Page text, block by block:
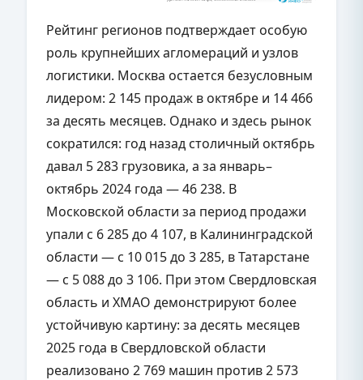
Рейтинг регионов подтверждает особую
роль крупнейших агломераций и узлов
логистики. Москва остается безусловным
лидером: 2 145 продаж в октябре и 14 466
за десять месяцев. Однако и здесь рынок
сократился: год назад столичный октябрь
давал 5 283 грузовика, а за январь–
октябрь 2024 года — 46 238. В
Московской области за период продажи
упали с 6 285 до 4 107, в Калининградской
области — с 10 015 до 3 285, в Татарстане
— с 5 088 до 3 106. При этом Свердловская
область и ХМАО демонстрируют более
устойчивую картину: за десять месяцев
2025 года в Свердловской области
реализовано 2 769 машин против 2 573